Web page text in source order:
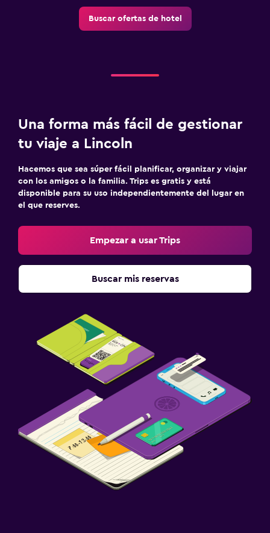
Buscar ofertas de hotel
Una forma más fácil de gestionar
tu viaje a Lincoln
Hacemos que sea súper fácil planificar, organizar y viajar
con los amigos o la familia. Trips es gratis y está
disponible para su uso independientemente del lugar en
el que reserves.
Empezar a usar Trips
Buscar mis reservas